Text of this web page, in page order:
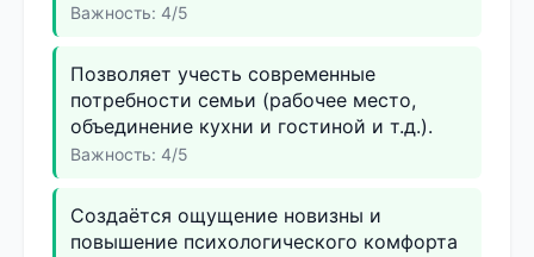
Важность: 4/5
Позволяет учесть современные
потребности семьи (рабочее место,
объединение кухни и гостиной и т.д.).
Важность: 4/5
Создаётся ощущение новизны и
повышение психологического комфорта